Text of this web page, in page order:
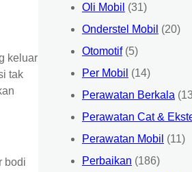
keluar
tak
bodi
Oli Mobil (31)
Onderstel Mobil (20)
Otomotif(5)
Per Mobil (14)
Perawatan Berkala
Perawatan Cat &
Perawatan Mobil (11)
Perbaikan (186)